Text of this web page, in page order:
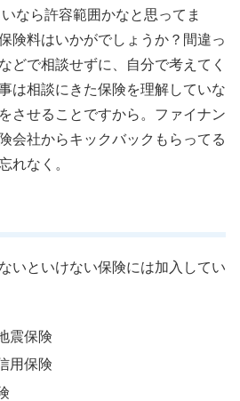
なら許容範囲かなと思ってま
険料はいかがでしょうか？間違っ
どで相談せずに、自分で考えてく
は相談にきた保険を理解していな
させることですから。ファイナン
会社からキックバックもらってる
れなく。
いといけない保険には加入してい
震保険
用保険